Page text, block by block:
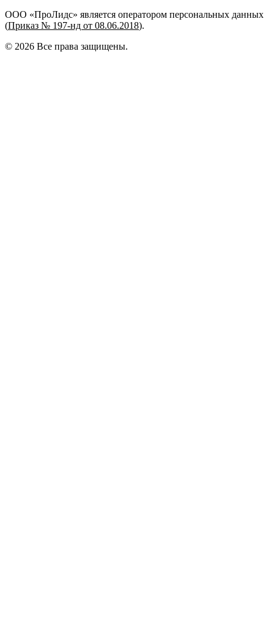
ООО «ПроЛидс» является оператором персональных данных
(Приказ № 197-нд от 08.06.2018).
© 2026 Все права защищены.